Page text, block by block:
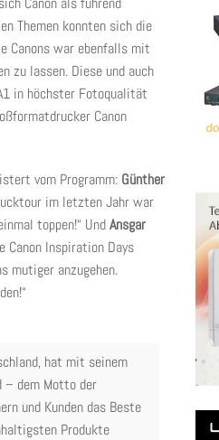
Themen konnten sich die
Canons war ebenfalls mit
zu lassen. Diese und auch
in höchster Fotoqualität
Canon
vom Programm: Günther
im letzten Jahr war
toppen!“ UndAnsgar
Canon Inspiration Days
mutiger anzugehen.
hat mit seinem
– dem Motto der
und Kunden das Beste
Produkte